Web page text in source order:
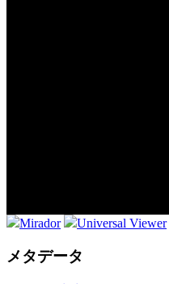
Mirador Universal Viewer
メタデータ